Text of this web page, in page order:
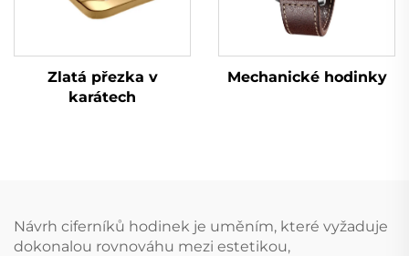
Zlatá přezka v
karátech
Mechanické hodinky
Návrh ciferníků hodinek je uměním, které vyžaduje
dokonalou rovnováhu mezi estetikou,